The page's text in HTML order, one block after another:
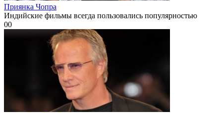
Приянка Чопра
Индийские фильмы всегда пользовались популярностью
00